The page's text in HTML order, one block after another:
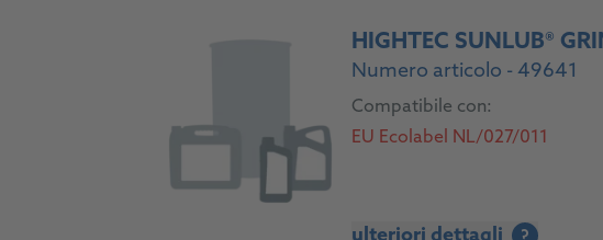
HIGHTEC SUNLUB®
Numero articolo - 49641
Compatibile con:
EU Ecolabel NL/027/011